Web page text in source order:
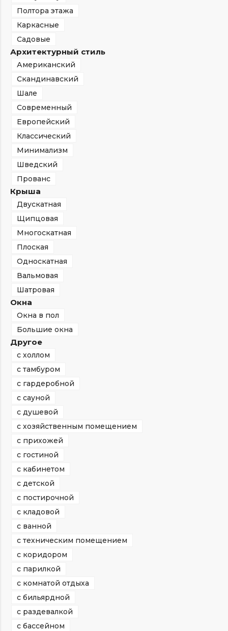
Полтора этажа
Каркасные
Садовые
Архитектурный стиль
Американский
Скандинавский
Шале
Современный
Европейский
Классический
Минимализм
Шведский
Прованс
Крыша
Двускатная
Щипцовая
Многоскатная
Плоская
Односкатная
Вальмовая
Шатровая
Окна
Окна в пол
Большие окна
Другое
с холлом
с тамбуром
с гардеробной
с сауной
с душевой
с хозяйственным помещением
с прихожей
с гостиной
с кабинетом
с детской
с постирочной
с кладовой
с ванной
с техническим помещением
с коридором
с парилкой
с комнатой отдыха
с бильярдной
с раздевалкой
с бассейном